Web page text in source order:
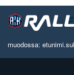
muodossa: